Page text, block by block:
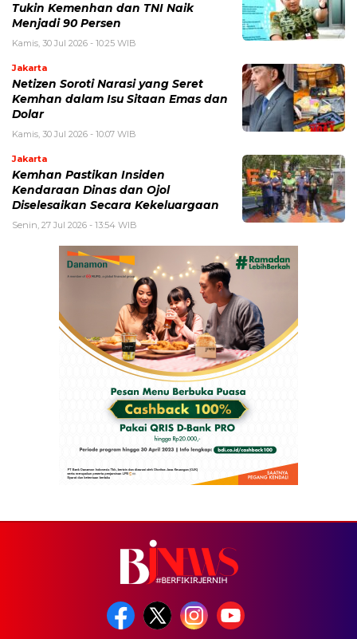
Tukin Kemenhan dan TNI Naik
Menjadi 90 Persen
Kamis, 30 Jul 2026 - 10:25 WIB
Jakarta
Netizen Soroti Narasi yang Seret
Kemhan dalam Isu Sitaan Emas dan
Dolar
Kamis, 30 Jul 2026 - 10:07 WIB
Jakarta
Kemhan Pastikan Insiden
Kendaraan Dinas dan Ojol
Diselesaikan Secara Kekeluargaan
Senin, 27 Jul 2026 - 13:54 WIB